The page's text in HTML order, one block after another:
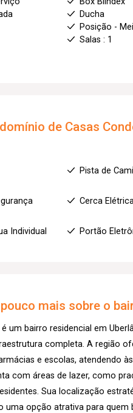
Ducha
Posição -
Salas : 1
de Casas
Pista de
Cerca
Individual
Portão
mais sobre o
um bairro residencial em
completa. A região
e escolas, atendendo
com áreas de lazer, como
Sua localização
uma opção atrativa para